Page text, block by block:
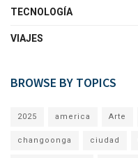
TECNOLOGÍA
VIAJES
BROWSE BY TOPICS
2025 america Arte
changoonga ciudad